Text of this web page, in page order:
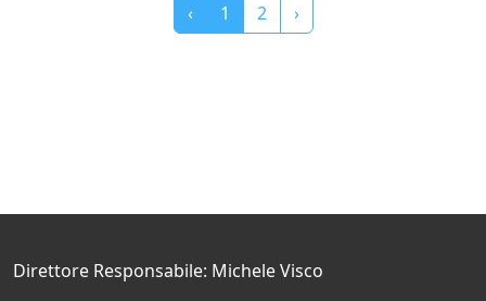
‹ 1 2 ›
Direttore Responsabile: Michele Visco